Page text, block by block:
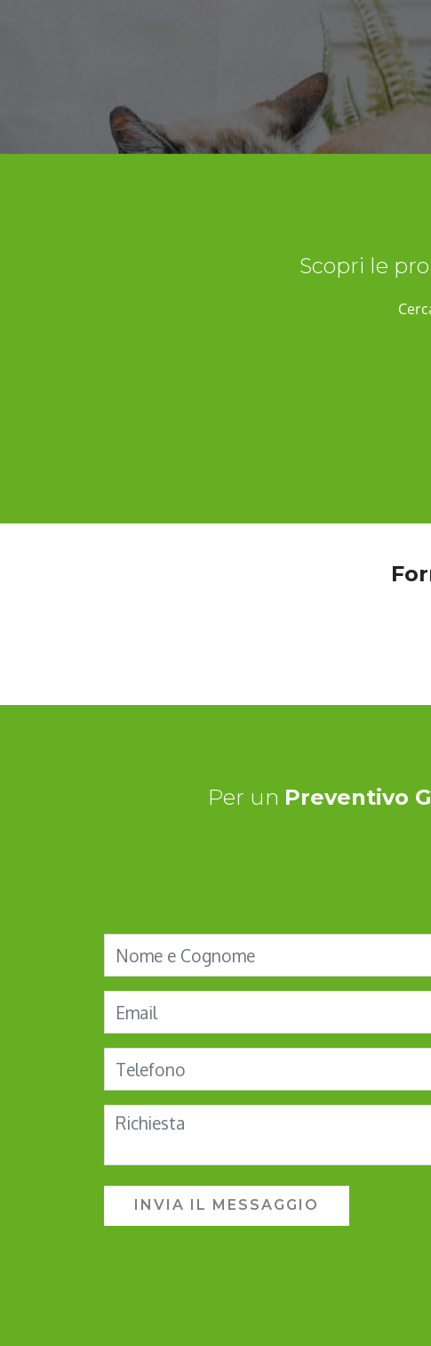
Scopri le
Per un Preventivo
INVIA IL MESSAGGIO